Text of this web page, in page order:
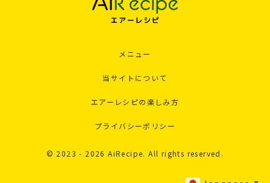
メニュー
当サイトについて
エアーレシピの楽しみ方
プライバシーポリシー
© 2023 - 2026 AiRecipe. All rights reserved.